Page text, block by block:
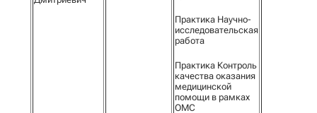
Практика Научно-
исследовательская
работа
Практика Контроль
качества оказания
медицинской
помощи в рамках
ОМС